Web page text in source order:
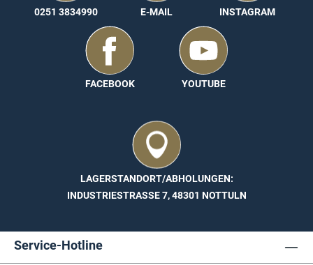
0251 3834990 E-MAIL INSTAGRAM
FACEBOOK YOUTUBE
LAGERSTANDORT/ABHOLUNGEN:
INDUSTRIESTRASSE 7, 48301 NOTTULN
Service-Hotline